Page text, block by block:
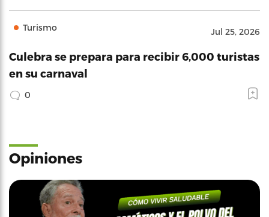
Turismo Jul 25, 2026
Culebra se prepara para recibir 6,000 turistas
en su carnaval
0
Opiniones